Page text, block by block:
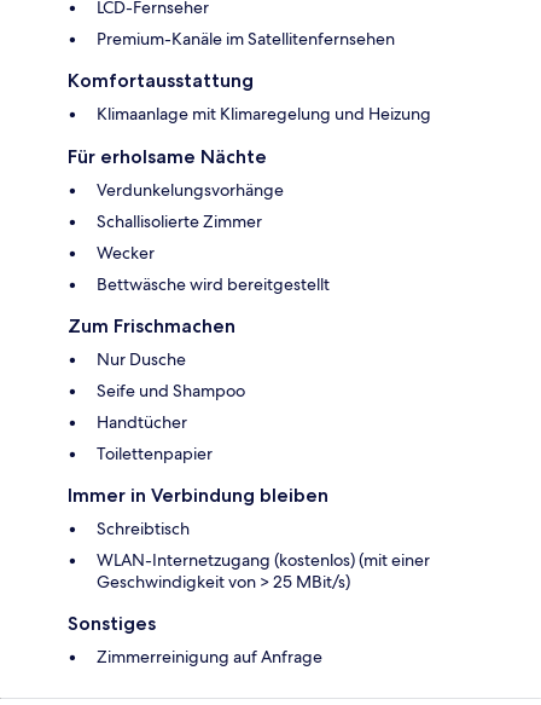
LCD-Fernseher
Premium-Kanäle im Satellitenfernsehen
Komfortausstattung
Klimaanlage mit Klimaregelung und Heizung
Für erholsame Nächte
Verdunkelungsvorhänge
Schallisolierte Zimmer
Wecker
Bettwäsche wird bereitgestellt
Zum Frischmachen
Nur Dusche
Seife und Shampoo
Handtücher
Toilettenpapier
Immer in Verbindung bleiben
Schreibtisch
WLAN-Internetzugang (kostenlos) (mit einer
Geschwindigkeit von > 25 MBit/s)
Sonstiges
Zimmerreinigung auf Anfrage